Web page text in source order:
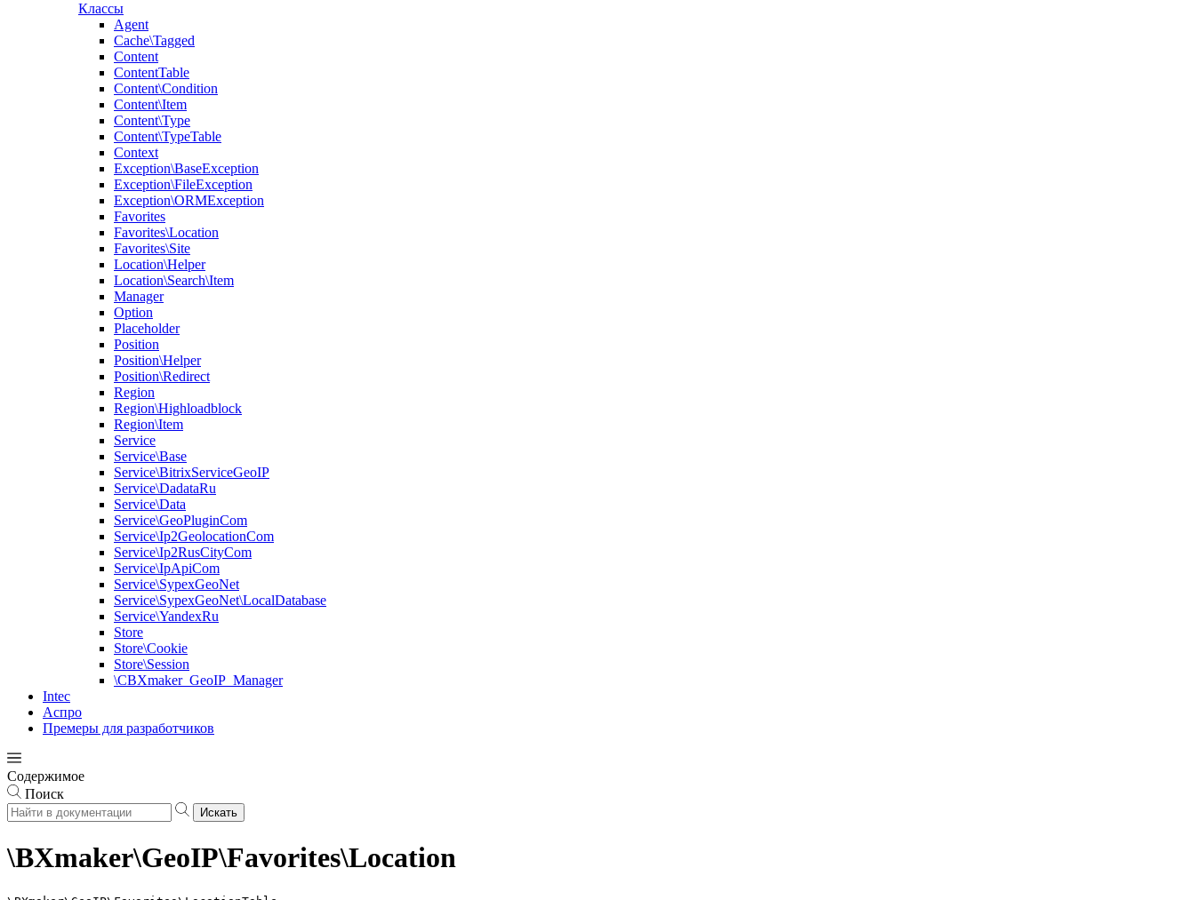
Классы
Agent
Cache\Tagged
Content
ContentTable
Content\Condition
Content\Item
Content\Type
Content\TypeTable
Context
Exception\BaseException
Exception\FileException
Exception\ORMException
Favorites
Favorites\Location
Favorites\Site
Location\Helper
Location\Search\Item
Manager
Option
Placeholder
Position
Position\Helper
Position\Redirect
Region
Region\Highloadblock
Region\Item
Service
Service\Base
Service\BitrixServiceGeoIP
Service\DadataRu
Service\Data
Service\GeoPluginCom
Service\Ip2GeolocationCom
Service\Ip2RusCityCom
Service\IpApiCom
Service\SypexGeoNet
Service\SypexGeoNet\LocalDatabase
Service\YandexRu
Store
Store\Cookie
Store\Session
\CBXmaker_GeoIP_Manager
Intec
Аспро
Премеры для разработчиков
Содержимое
Поиск
Искать
\BXmaker\GeoIP\Favorites\Location